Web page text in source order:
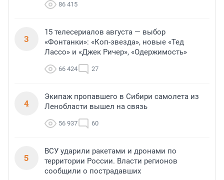
86 415
3
15 телесериалов августа — выбор
«Фонтанки»: «Коп-звезда», новые «Тед
Лассо» и «Джек Ричер», «Одержимость»
66 424 27
4
Экипаж пропавшего в Сибири самолета из
Ленобласти вышел на связь
56 937 60
5
ВСУ ударили ракетами и дронами по
территории России. Власти регионов
сообщили о пострадавших